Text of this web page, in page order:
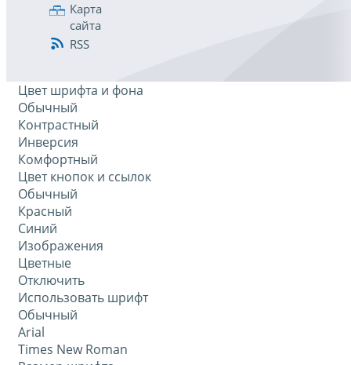
Карта
сайта
RSS
Цвет шрифта и фона
Обычный
Контрастный
Инверсия
Комфортный
Цвет кнопок и ссылок
Обычный
Красный
Синий
Изображения
Цветные
Отключить
Использовать шрифт
Обычный
Arial
Times New Roman